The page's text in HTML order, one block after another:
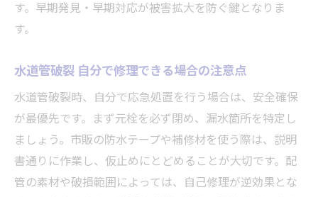
す。早期発見・早期対応が被害拡大を防ぐ鍵となりま
す。
水道管破裂 自分で修理できる場合の注意点
水道管破裂時、自分で応急処置を行う場合は、安全確保
が最優先です。まず元栓を必ず閉め、漏水箇所を特定し
ましょう。市販の防水テープや補修材を使う際は、説明
書通りに作業し、仮止めにとどめることが大切です。配
管の素材や破損範囲によっては、自己修理が逆効果とな